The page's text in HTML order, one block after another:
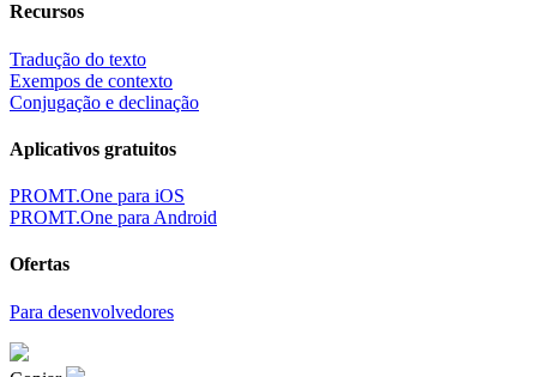
Recursos
Tradução do texto
Exempos de contexto
Conjugação e declinação
Aplicativos gratuitos
PROMT.One para iOS
PROMT.One para Android
Ofertas
Para desenvolvedores